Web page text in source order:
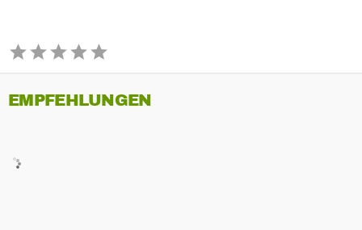
EMPFEHLUNGEN